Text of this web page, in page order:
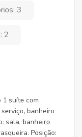
3
2
1 suíte com
banheiro
sala, banheiro
Posição: